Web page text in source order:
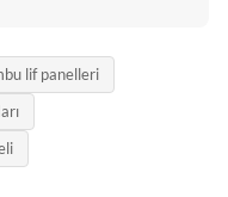
lif panelleri